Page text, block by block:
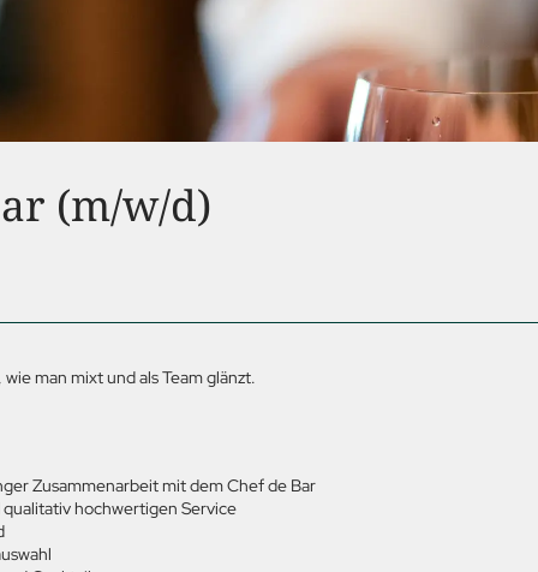
(m/w/d)
man mixt und als Team glänzt.
Zusammenarbeit mit dem Chef de Bar
hochwertigen Service